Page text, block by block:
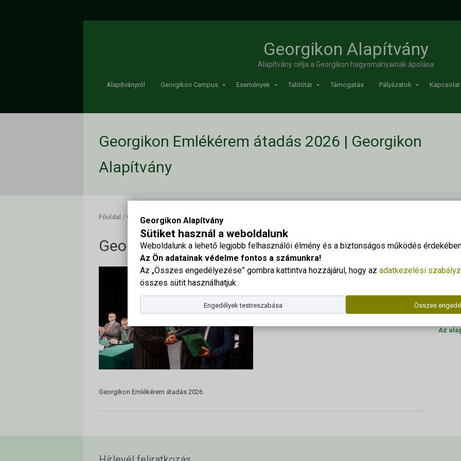
Georgikon Alapítvány
Sütiket használ a weboldalunk
Weboldalunk a lehető legjobb felhasználói élmény és a biztonságos működés
Az Ön adatainak védelme fontos a számunkra!
Az „Összes engedélyezése” gombra kattintva hozzájárul, hogy az adatkezelési
összes sütit használhatjuk.
Összes
Engedélyek testreszabása
Georgikon Alapítvány
Alapítvány célja a Georgikon hagyományainak ápolása
Alapítványról Georgikon Campus Események Tablótár Támogatás Pályázatok Kapcsolat
Georgikon Emlékérem átadás 2026 | Georgikon
Alapítvány
Főoldal / Georgikon Emlékérem átadás 2026
Georgikon Emlékérem átadás 2026
Georgikon Emlékérem átadás 2026
E-
Az